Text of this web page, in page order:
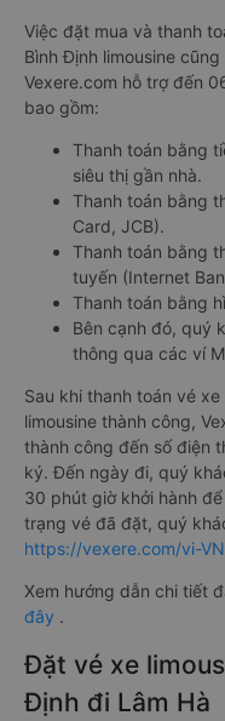
Việc đặt mua và thanh
Bình Định limousine
Vexere.com hỗ trợ đến
bao gồm:
Thanh toán bằng
siêu thị gần nhà.
Thanh toán bằng
Card, JCB).
Thanh toán bằng
tuyến (Internet
Thanh toán bằng
Bên cạnh đó, quý
thông qua các ví
Sau khi thanh toán vé
limousine thành công,
thành công đến số điện
ký. Đến ngày đi, quý
30 phút giờ khởi hành
trạng vé đã đặt, quý
https://vexere.com/vi-
Xem hướng dẫn chi tiết
đây .
Đặt vé xe
Định đi Lâm Hà